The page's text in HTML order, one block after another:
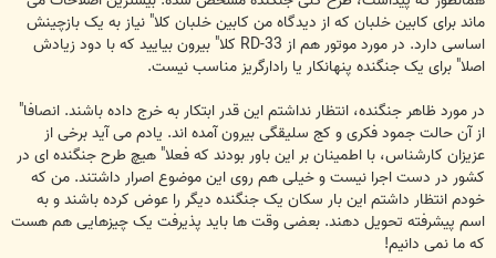
ماند برای کابین خلبان که از دیدگاه من کابین خلبان کلا" نیاز به یک بازچینش
اساسی دارد. در مورد موتور هم از RD-33 کلا" بیرون بیایید که با دود زیادش
اصلا" برای یک جنگنده پنهانکار یا رادارگریز مناسب نیست.
در مورد ظاهر جنگنده، انتظار نداشتم این قدر ابتکار به خرج داده باشند. انصافا"
از آن حالت جمود فکری و کج سلیقگی بیرون آمده اند. یادم می آید برخی از
عزیزان کارشناس، با اطمینان بر این باور بودند که فعلا" هیچ طرح جنگنده ای در
کشور در دست اجرا نیست و خیلی هم روی این موضوع اصرار داشتند. من که
خودم انتظار داشتم این بار سکان یک جنگنده دیگر را عوض کرده باشند و به
اسم پیشرفته تحویل دهند. بعضی وقت ها باید پذیرفت یک چیزهایی هم هست
که ما نمی دانیم!